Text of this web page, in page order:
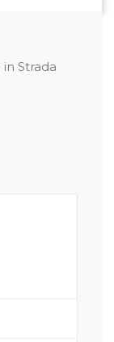
Strada